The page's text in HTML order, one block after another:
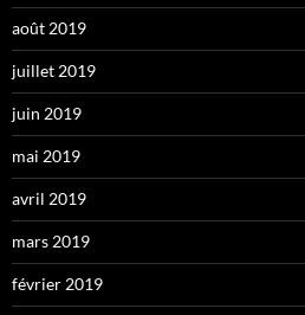
août 2019
juillet 2019
juin 2019
mai 2019
avril 2019
mars 2019
février 2019